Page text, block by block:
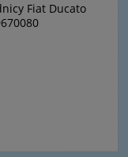
Fiat Ducato